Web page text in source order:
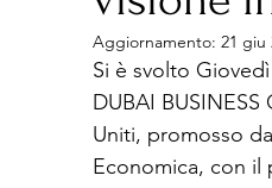
Aggiornamento: 21 giu
Si è svolto
DUBAI
Uniti, promosso
Economica, con il